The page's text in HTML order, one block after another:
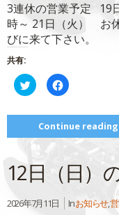
で
開
き
ま
す)
(新
し
い
ウ
ィ
ン
で
開
き
3連休の営業予定
時～ 21日（火） お
びに来て下さい
共有:
ク
リ
し
て
Twitter
で
(新
し
い
ィ
ン
Facebook
で
す
る
に
は
リ
ッ
ク
し
く
だ
Continue reading
12日（日）
2026年7月11日 Inお知らせ,